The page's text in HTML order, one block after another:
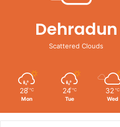
Dehradun
Scattered Clouds
28 ℃
Mon
24 ℃
Tue
32 ℃
Wed